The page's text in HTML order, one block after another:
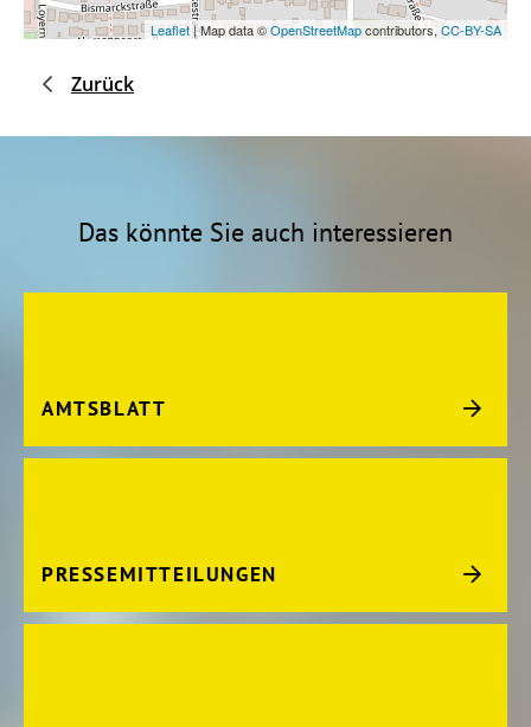
Leaflet| Map data ©OpenStreetMapcontributors,CC-BY-SA
Zurück
Das könnte Sie auch interessieren
AMTSBLATT
PRESSEMITTEILUNGEN